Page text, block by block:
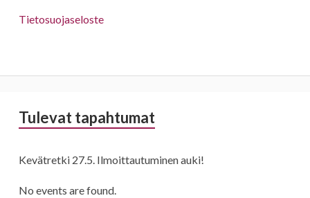
Tietosuojaseloste
Sivupalkki
Tulevat tapahtumat
Kevätretki 27.5. Ilmoittautuminen auki!
No events are found.